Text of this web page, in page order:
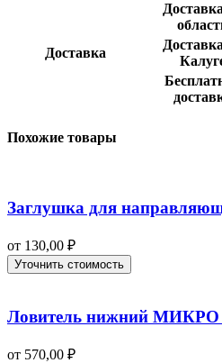
Доставка
Похожие товары
Заглушка для
от 130,00 ₽
Уточнить стоимость
Ловитель нижний
от 570,00 ₽